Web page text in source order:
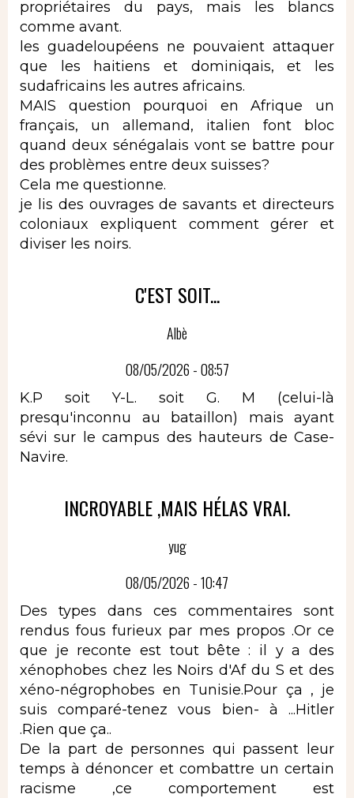
propriétaires du pays, mais les blancs
comme avant.
les guadeloupéens ne pouvaient attaquer
que les haitiens et dominiqais, et les
sudafricains les autres africains.
MAIS question pourquoi en Afrique un
français, un allemand, italien font bloc
quand deux sénégalais vont se battre pour
des problèmes entre deux suisses?
Cela me questionne.
je lis des ouvrages de savants et directeurs
coloniaux expliquent comment gérer et
diviser les noirs.
C'EST SOIT...
Albè
08/05/2026 - 08:57
K.P soit Y-L. soit G. M (celui-là
presqu'inconnu au bataillon) mais ayant
sévi sur le campus des hauteurs de Case-
Navire.
INCROYABLE ,MAIS HÉLAS VRAI.
yug
08/05/2026 - 10:47
Des types dans ces commentaires sont
rendus fous furieux par mes propos .Or ce
que je reconte est tout bête : il y a des
xénophobes chez les Noirs d'Af du S et des
xéno-négrophobes en Tunisie.Pour ça , je
suis comparé-tenez vous bien- à ...Hitler
.Rien que ça..
De la part de personnes qui passent leur
temps à dénoncer et combattre un certain
racisme ,ce comportement est